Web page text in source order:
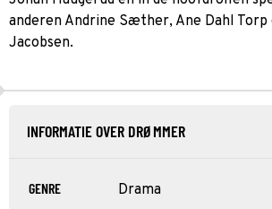
anderen Andrine Sæther, Ane Dahl Torp
Jacobsen.
INFORMATIE OVER DRØMMER
GENRE Drama